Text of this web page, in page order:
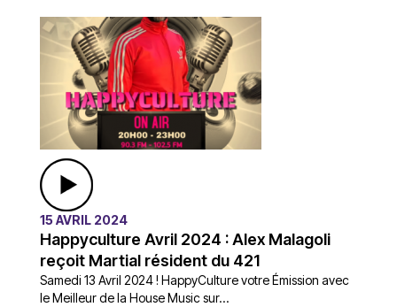
15 AVRIL 2024
Happyculture Avril 2024 : Alex Malagoli
reçoit Martial résident du 421
Samedi 13 Avril 2024 ! HappyCulture votre Émission avec
le Meilleur de la House Music sur...